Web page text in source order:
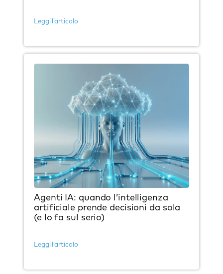
Leggi l’articolo
Agenti IA: quando l’intelligenza
artificiale prende decisioni da sola
(e lo fa sul serio)
Leggi l’articolo